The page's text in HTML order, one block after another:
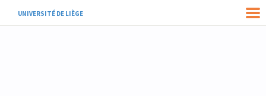
UNIVERSITÉ DE LIÈGE